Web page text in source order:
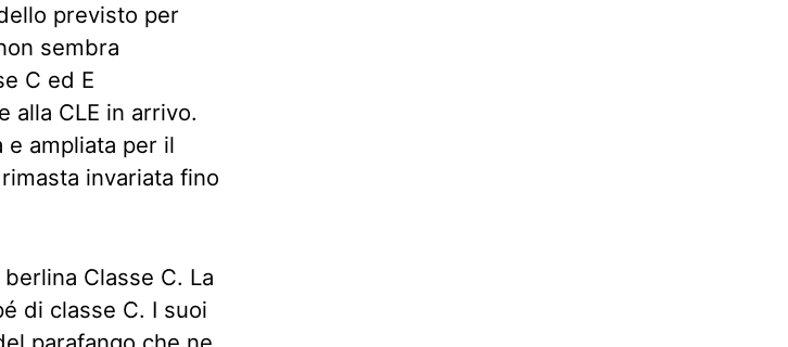
previsto per
sembra
C ed E
alla CLE in arrivo.
e ampliata per il
invariata fino
Classe C. La
di classe C. I suoi